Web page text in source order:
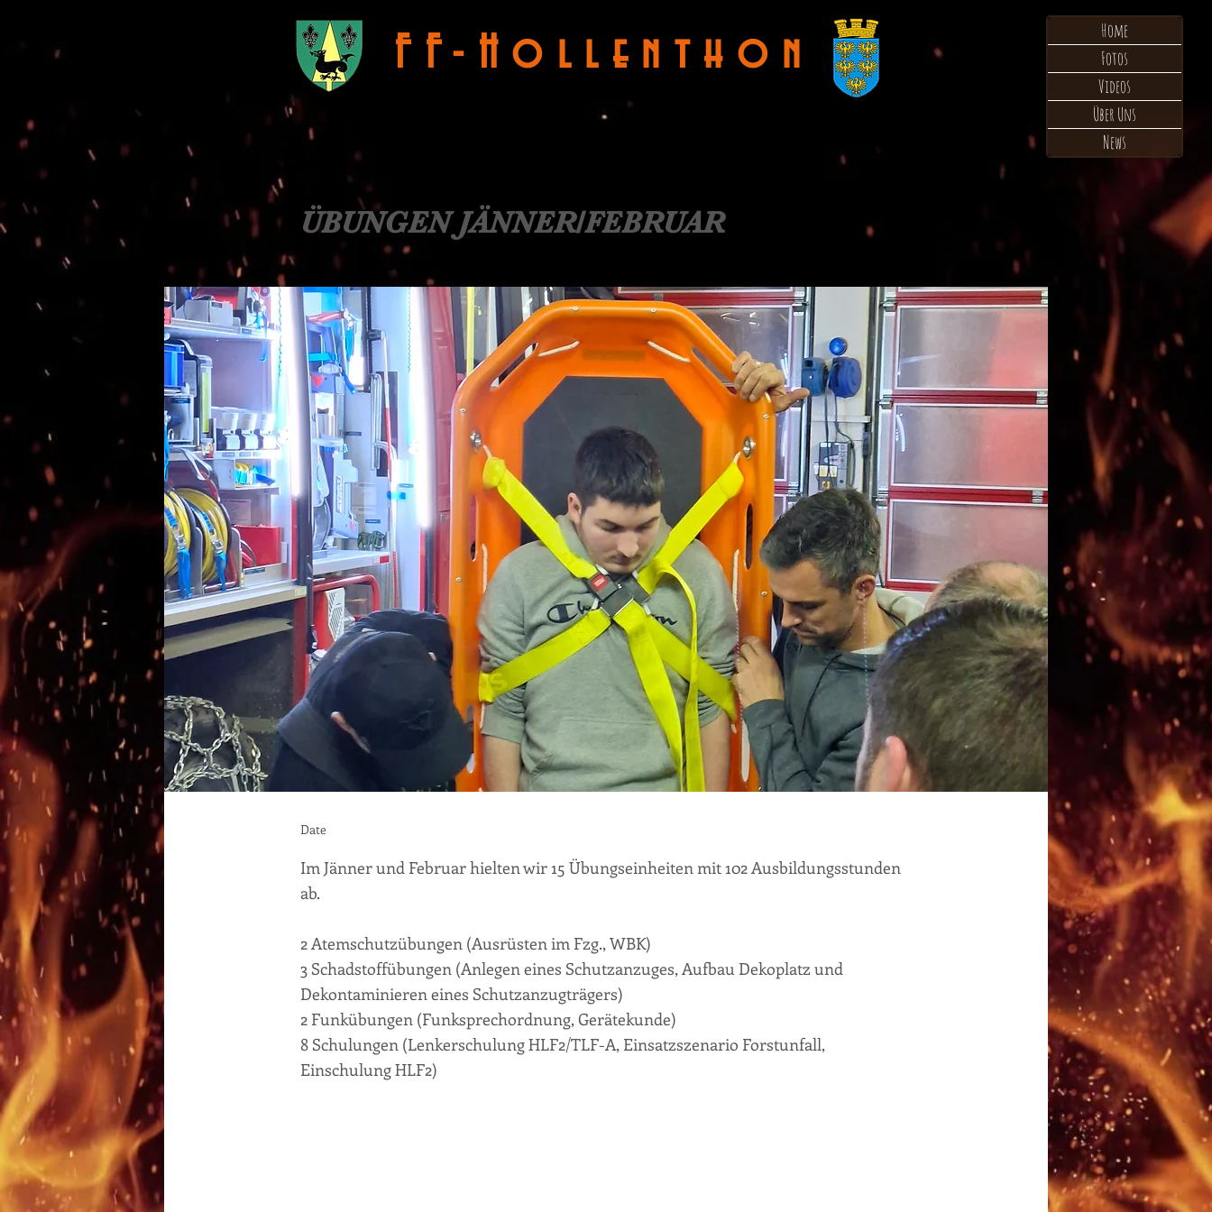
FF-Hollenthon
ÜBUNGEN JÄNNER/FEBRUAR
Date
Im Jänner und Februar hielten wir 15 Übungseinheiten mit 102 Ausbildungsstunden
ab.
2 Atemschutzübungen (Ausrüsten im Fzg., WBK)
3 Schadstoffübungen (Anlegen eines Schutzanzuges, Aufbau Dekoplatz und
Dekontaminieren eines Schutzanzugträgers)
2 Funkübungen (Funksprechordnung, Gerätekunde)
8 Schulungen (Lenkerschulung HLF2/TLF-A, Einsatzszenario Forstunfall,
Einschulung HLF2)
Home
Fotos
Videos
Über Uns
News